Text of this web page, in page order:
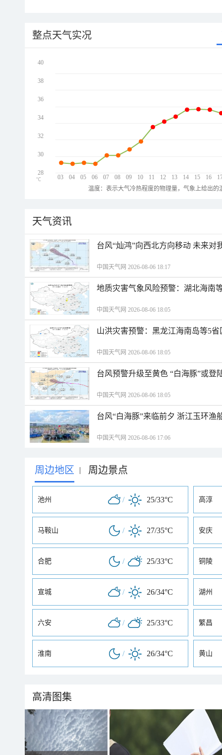
整点天气实况
03 04 05 06 07 08 09 10 11 12 13 14 15 16
40
38
36
34
32
30
28
℃
温度：表示大气冷热程度的物理量，气象上给出
天气资讯
台风“灿鸿”向西北方向移动 未来对
中国天气网 2026-08-06 18:17
地质灾害气象风险预警：湖北海南
中国天气网 2026-08-06 18:05
山洪灾害预警：黑龙江海南岛等5
中国天气网 2026-08-06 18:05
台风预警升级至黄色 “白海豚”或登
中国天气网 2026-08-06 18:05
台风“白海豚”来临前夕 浙江玉环渔
中国天气网 2026-08-06 17:06
周边地区 | 周边景点
池州 / 25/33°C 高淳
马鞍山 / 27/35°C 安庆
合肥 / 25/33°C 铜陵
宣城 / 26/34°C 湖州
六安 / 25/33°C 繁昌
淮南 / 26/34°C 黄山
高清图集